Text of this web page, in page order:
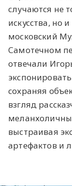
случаются не
искусства, но
московский
Самотечном
отвечали
сохраняя
взгляд
выстраивая
артефактов и